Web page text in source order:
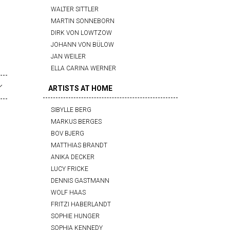
WALTER SITTLER
MARTIN SONNEBORN
DIRK VON LOWTZOW
JOHANN VON BÜLOW
JAN WEILER
ELLA CARINA WERNER
ARTISTS AT HOME
SIBYLLE BERG
MARKUS BERGES
BOV BJERG
MATTHIAS BRANDT
ANIKA DECKER
LUCY FRICKE
DENNIS GASTMANN
WOLF HAAS
FRITZI HABERLANDT
SOPHIE HUNGER
SOPHIA KENNEDY